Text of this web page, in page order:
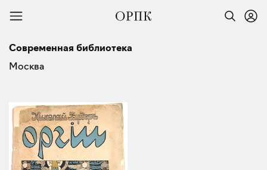
Современная библиотека
Москва